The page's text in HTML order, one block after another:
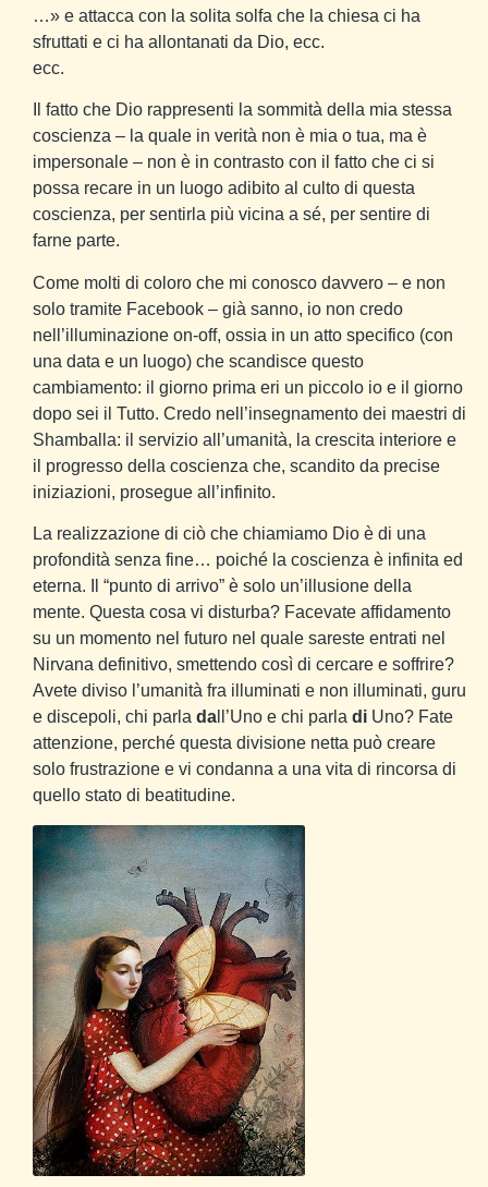
…» e attacca con la solita solfa che la chiesa ci ha
sfruttati e ci ha allontanati da Dio, ecc.
ecc.
Il fatto che Dio rappresenti la sommità della mia stessa
coscienza – la quale in verità non è mia o tua, ma è
impersonale – non è in contrasto con il fatto che ci si
possa recare in un luogo adibito al culto di questa
coscienza, per sentirla più vicina a sé, per sentire di
farne parte.
Come molti di coloro che mi conosco davvero – e non
solo tramite Facebook – già sanno, io non credo
nell’illuminazione on-off, ossia in un atto specifico (con
una data e un luogo) che scandisce questo
cambiamento: il giorno prima eri un piccolo io e il giorno
dopo sei il Tutto. Credo nell’insegnamento dei maestri di
Shamballa: il servizio all’umanità, la crescita interiore e
il progresso della coscienza che, scandito da precise
iniziazioni, prosegue all’infinito.
La realizzazione di ciò che chiamiamo Dio è di una
profondità senza fine… poiché la coscienza è infinita ed
eterna. Il “punto di arrivo” è solo un’illusione della
mente. Questa cosa vi disturba? Facevate affidamento
su un momento nel futuro nel quale sareste entrati nel
Nirvana definitivo, smettendo così di cercare e soffrire?
Avete diviso l’umanità fra illuminati e non illuminati, guru
e discepoli, chi parla da ll’Uno e chi parla di Uno? Fate
attenzione, perché questa divisione netta può creare
solo frustrazione e vi condanna a una vita di rincorsa di
quello stato di beatitudine.